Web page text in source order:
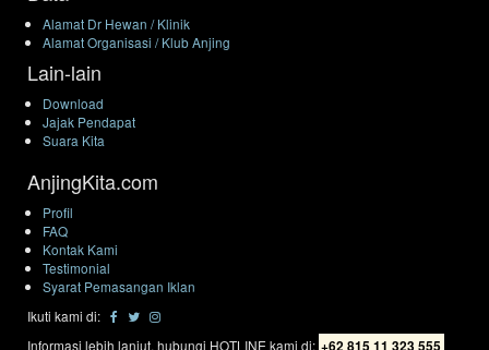
Alamat Dr Hewan / Klinik
Alamat Organisasi / Klub Anjing
Lain-lain
Download
Jajak Pendapat
Suara Kita
AnjingKita.com
Profil
FAQ
Kontak Kami
Testimonial
Syarat Pemasangan Iklan
Ikuti kami di:
Informasi lebih lanjut, hubungi HOTLINE kami di: +62 815 11 323 555